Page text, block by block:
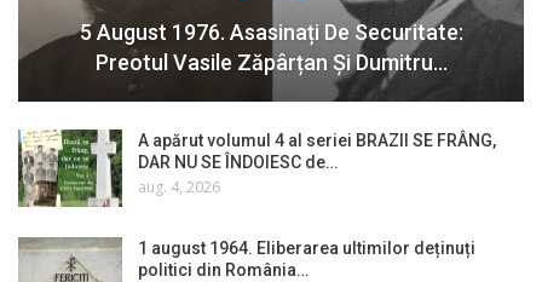
5 August 1976. Asasinați De Securitate:
Preotul Vasile Zăpârțan Și Dumitru…
A apărut volumul 4 al seriei BRAZII SE FRÂNG,
DAR NU SE ÎNDOIESC de…
aug. 4, 2026
1 august 1964. Eliberarea ultimilor deținuți
politici din România…